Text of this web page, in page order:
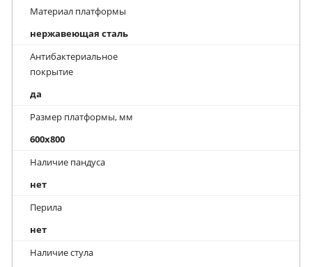
Материал платформы
нержавеющая сталь
Антибактериальное
покрытие
да
Размер платформы, мм
600x800
Наличие пандуса
нет
Перила
нет
Наличие стула